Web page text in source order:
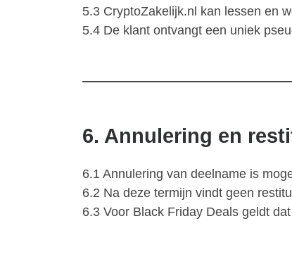
5.3 CryptoZakelijk.nl kan lessen en
5.4 De klant ontvangt een uniek
6. Annulering en
6.1 Annulering van deelname is
6.2 Na deze termijn vindt geen
6.3 Voor Black Friday Deals geldt